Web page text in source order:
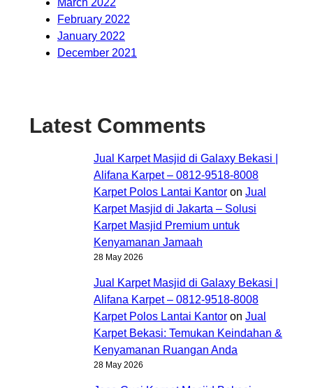
February 2022
January 2022
December 2021
Latest Comments
Jual Karpet Masjid di Galaxy Bekasi |
Alifana Karpet – 0812-9518-8008
Karpet Polos Lantai Kantor on Jual
Karpet Masjid di Jakarta – Solusi
Karpet Masjid Premium untuk
Kenyamanan Jamaah
28 May 2026
Jual Karpet Masjid di Galaxy Bekasi |
Alifana Karpet – 0812-9518-8008
Karpet Polos Lantai Kantor on Jual
Karpet Bekasi: Temukan Keindahan &
Kenyamanan Ruangan Anda
28 May 2026